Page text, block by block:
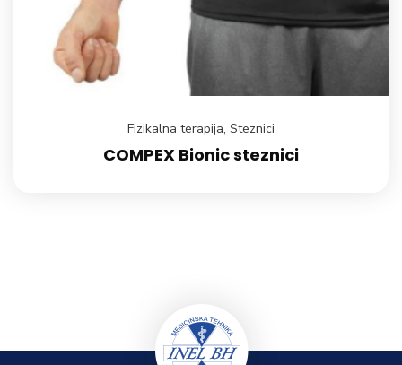
Fizikalna terapija, Steznici
COMPEX Bionic steznici